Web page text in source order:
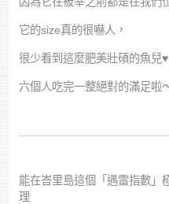
它的size真的很嚇人，
很少看到這麼肥美壯碩的魚兒♥
六個人吃完一整絕對的滿足啦
能在峇里島這個「遇雷指數」
理